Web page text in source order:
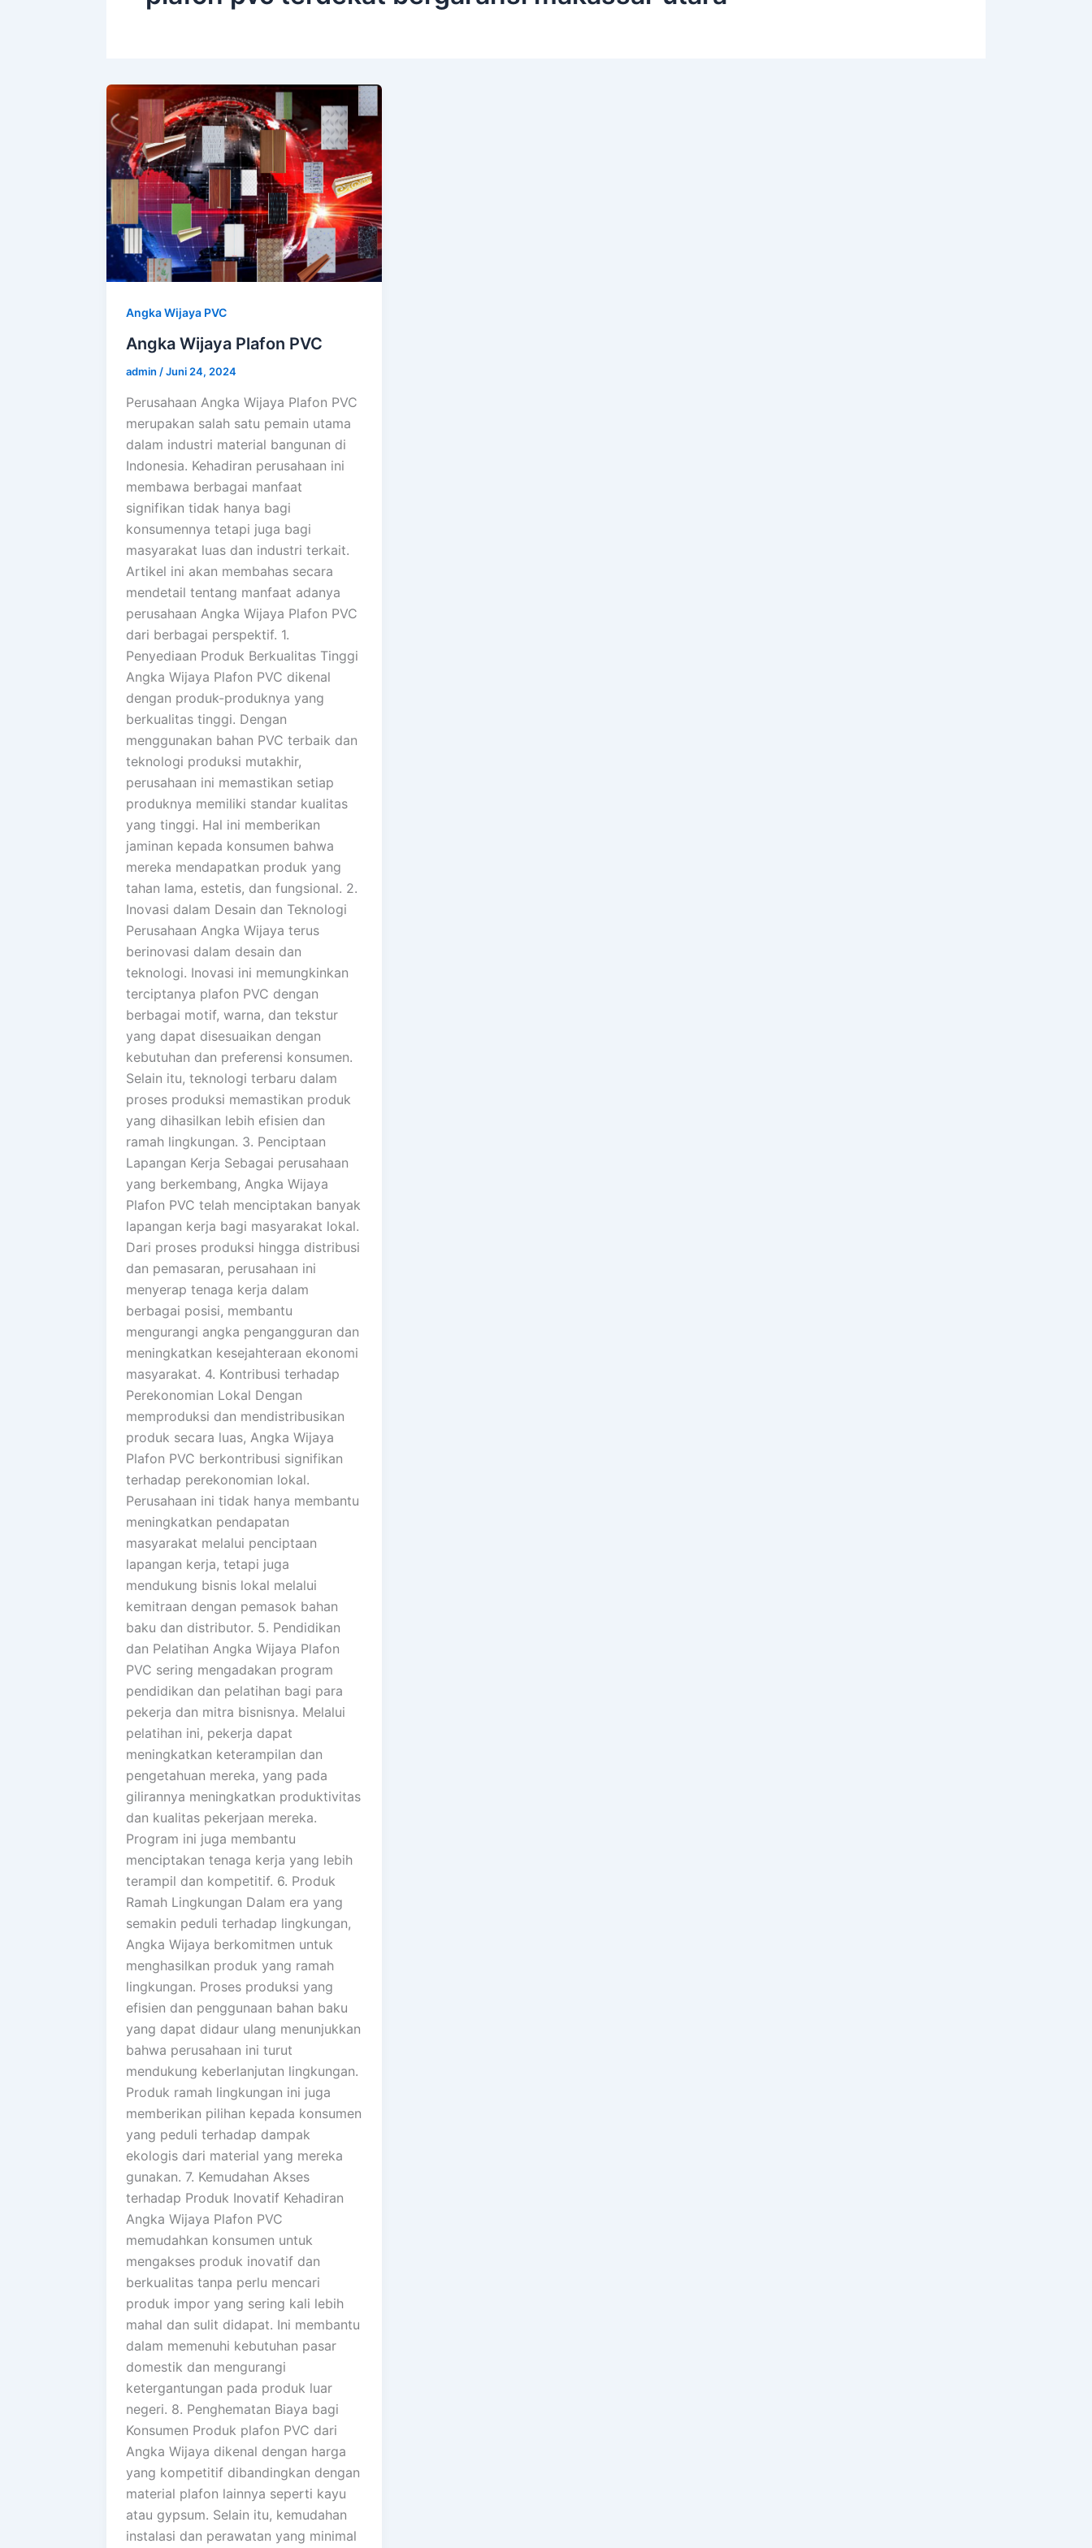
Angka Wijaya PVC
Angka Wijaya Plafon PVC
admin /Juni 24, 2024
Perusahaan Angka Wijaya Plafon PVC
merupakan salah satu pemain utama
dalam industri material bangunan di
Indonesia. Kehadiran perusahaan ini
membawa berbagai manfaat
signifikan tidak hanya bagi
konsumennya tetapi juga bagi
masyarakat luas dan industri terkait.
Artikel ini akan membahas secara
mendetail tentang manfaat adanya
perusahaan Angka Wijaya Plafon PVC
dari berbagai perspektif. 1.
Penyediaan Produk Berkualitas Tinggi
Angka Wijaya Plafon PVC dikenal
dengan produk-produknya yang
berkualitas tinggi. Dengan
menggunakan bahan PVC terbaik dan
teknologi produksi mutakhir,
perusahaan ini memastikan setiap
produknya memiliki standar kualitas
yang tinggi. Hal ini memberikan
jaminan kepada konsumen bahwa
mereka mendapatkan produk yang
tahan lama, estetis, dan fungsional. 2.
Inovasi dalam Desain dan Teknologi
Perusahaan Angka Wijaya terus
berinovasi dalam desain dan
teknologi. Inovasi ini memungkinkan
terciptanya plafon PVC dengan
berbagai motif, warna, dan tekstur
yang dapat disesuaikan dengan
kebutuhan dan preferensi konsumen.
Selain itu, teknologi terbaru dalam
proses produksi memastikan produk
yang dihasilkan lebih efisien dan
ramah lingkungan. 3. Penciptaan
Lapangan Kerja Sebagai perusahaan
yang berkembang, Angka Wijaya
Plafon PVC telah menciptakan banyak
lapangan kerja bagi masyarakat lokal.
Dari proses produksi hingga distribusi
dan pemasaran, perusahaan ini
menyerap tenaga kerja dalam
berbagai posisi, membantu
mengurangi angka pengangguran dan
meningkatkan kesejahteraan ekonomi
masyarakat. 4. Kontribusi terhadap
Perekonomian Lokal Dengan
memproduksi dan mendistribusikan
produk secara luas, Angka Wijaya
Plafon PVC berkontribusi signifikan
terhadap perekonomian lokal.
Perusahaan ini tidak hanya membantu
meningkatkan pendapatan
masyarakat melalui penciptaan
lapangan kerja, tetapi juga
mendukung bisnis lokal melalui
kemitraan dengan pemasok bahan
baku dan distributor. 5. Pendidikan
dan Pelatihan Angka Wijaya Plafon
PVC sering mengadakan program
pendidikan dan pelatihan bagi para
pekerja dan mitra bisnisnya. Melalui
pelatihan ini, pekerja dapat
meningkatkan keterampilan dan
pengetahuan mereka, yang pada
gilirannya meningkatkan produktivitas
dan kualitas pekerjaan mereka.
Program ini juga membantu
menciptakan tenaga kerja yang lebih
terampil dan kompetitif. 6. Produk
Ramah Lingkungan Dalam era yang
semakin peduli terhadap lingkungan,
Angka Wijaya berkomitmen untuk
menghasilkan produk yang ramah
lingkungan. Proses produksi yang
efisien dan penggunaan bahan baku
yang dapat didaur ulang menunjukkan
bahwa perusahaan ini turut
mendukung keberlanjutan lingkungan.
Produk ramah lingkungan ini juga
memberikan pilihan kepada konsumen
yang peduli terhadap dampak
ekologis dari material yang mereka
gunakan. 7. Kemudahan Akses
terhadap Produk Inovatif Kehadiran
Angka Wijaya Plafon PVC
memudahkan konsumen untuk
mengakses produk inovatif dan
berkualitas tanpa perlu mencari
produk impor yang sering kali lebih
mahal dan sulit didapat. Ini membantu
dalam memenuhi kebutuhan pasar
domestik dan mengurangi
ketergantungan pada produk luar
negeri. 8. Penghematan Biaya bagi
Konsumen Produk plafon PVC dari
Angka Wijaya dikenal dengan harga
yang kompetitif dibandingkan dengan
material plafon lainnya seperti kayu
atau gypsum. Selain itu, kemudahan
instalasi dan perawatan yang minimal